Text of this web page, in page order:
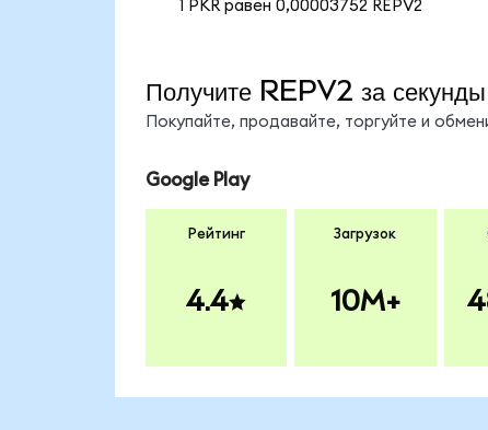
1 PKR равен 0,00003752 REPV2
Получите REPV2 за секунды
Покупайте, продавайте, торгуйте и
Google Play
Рейтинг
4.4
Загрузок
10M+